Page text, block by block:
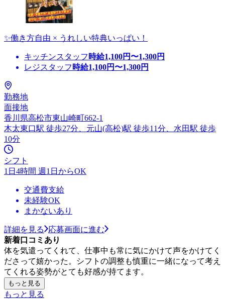
✨働き方自由 × うれしい特典いっぱい！
キッチンスタッフ 時給1,100円〜1,300円
レジスタッフ 時給1,100円〜1,300円
勤務地
面接地
香川県高松市東山崎町662-1
木太東口駅 徒歩27分、元山(高松)駅 徒歩11分、水田駅 徒歩
10分
シフト
1日4時間 週1日からOK
交通費支給
未経験OK
まかないあり
詳細を見る
応募画面に進む
新着口コミあり
体を気遣ってくれて、仕事中も常に気にかけて声をかけてく
ださって嬉かった。シフトの調整も慎重に一緒になって考え
てくれる姿勢がとても好感が持てます。
もっと見る
もっと見る